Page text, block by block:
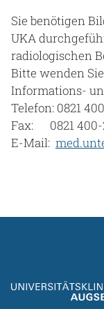
Sie benötigen
UKA
radiologischen
Bitte wenden
Informations-
Telefon: 0821
Fax: 0821 400-
E-Mail: